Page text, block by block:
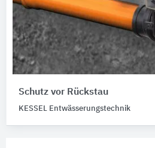
Schutz vor Rückstau
KESSEL Entwässerungstechnik